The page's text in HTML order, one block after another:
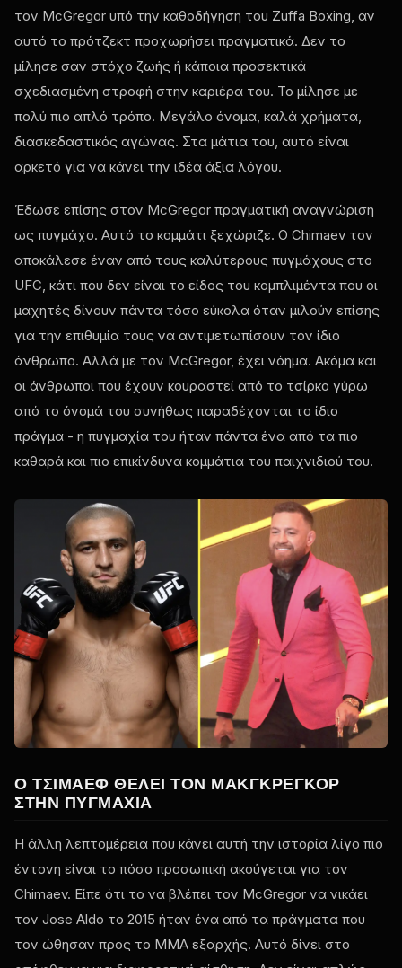
τον McGregor υπό την καθοδήγηση του Zuffa Boxing, αν
αυτό το πρότζεκτ προχωρήσει πραγματικά. Δεν το
μίλησε σαν στόχο ζωής ή κάποια προσεκτικά
σχεδιασμένη στροφή στην καριέρα του. Το μίλησε με
πολύ πιο απλό τρόπο. Μεγάλο όνομα, καλά χρήματα,
διασκεδαστικός αγώνας. Στα μάτια του, αυτό είναι
αρκετό για να κάνει την ιδέα άξια λόγου.
Έδωσε επίσης στον McGregor πραγματική αναγνώριση
ως πυγμάχο. Αυτό το κομμάτι ξεχώριζε. Ο Chimaev τον
αποκάλεσε έναν από τους καλύτερους πυγμάχους στο
UFC, κάτι που δεν είναι το είδος του κομπλιμέντα που οι
μαχητές δίνουν πάντα τόσο εύκολα όταν μιλούν επίσης
για την επιθυμία τους να αντιμετωπίσουν τον ίδιο
άνθρωπο. Αλλά με τον McGregor, έχει νόημα. Ακόμα και
οι άνθρωποι που έχουν κουραστεί από το τσίρκο γύρω
από το όνομά του συνήθως παραδέχονται το ίδιο
πράγμα - η πυγμαχία του ήταν πάντα ένα από τα πιο
καθαρά και πιο επικίνδυνα κομμάτια του παιχνιδιού του.
Ο ΤΣΊΜΑΕΦ ΘΈΛΕΙ ΤΟΝ ΜΑΚΓΚΡΈΓΚΟΡ
ΣΤΗΝ ΠΥΓΜΑΧΊΑ
Η άλλη λεπτομέρεια που κάνει αυτή την ιστορία λίγο πιο
έντονη είναι το πόσο προσωπική ακούγεται για τον
Chimaev. Είπε ότι το να βλέπει τον McGregor να νικάει
τον Jose Aldo το 2015 ήταν ένα από τα πράγματα που
τον ώθησαν προς το MMA εξαρχής. Αυτό δίνει στο